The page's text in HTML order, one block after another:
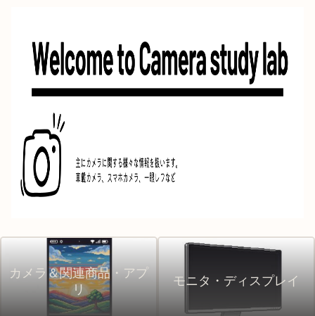
カメラ＆関連商品・アプ
リ
モニタ・ディスプレイ